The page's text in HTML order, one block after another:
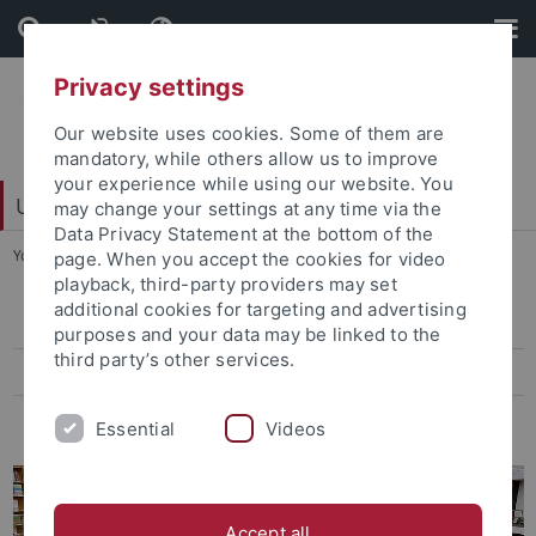
Skip
to
content
Skip
to
footer
Universitätsbibliothek
You are here: Startseite ... Bibliotheksbestand
Fachgebiete
Fachinformationsdienste
Altbestand
Privacy settings
Our website uses cookies. Some of them are
mandatory, while others allow us to improve
your experience while using our website. You
may change your settings at any time via the
Data Privacy Statement at the bottom of the
page. When you accept the cookies for video
playback, third-party providers may set
additional cookies for targeting and advertising
purposes and your data may be linked to the
third party’s other services.
Essential Videos